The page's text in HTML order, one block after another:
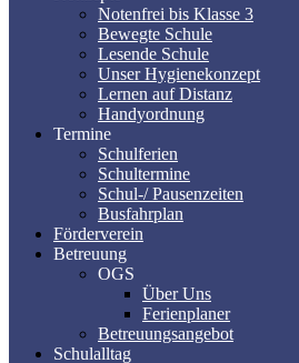
Notenfrei bis Klasse 3
Bewegte Schule
Lesende Schule
Unser Hygienekonzept
Lernen auf Distanz
Handyordnung
Termine
Schulferien
Schultermine
Schul-/ Pausenzeiten
Busfahrplan
Förderverein
Betreuung
OGS
Über Uns
Ferienplaner
Betreuungsangebot
Schulalltag